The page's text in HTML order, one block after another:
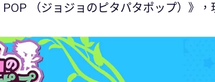
（ジョジョのピタパタポップ）》，